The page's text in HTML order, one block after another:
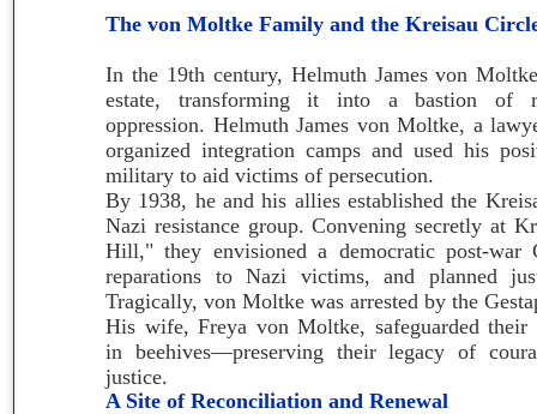
A Site of Reconciliation and Renewal
The von Moltke Family and the Kreisau
In the 19th century, Helmuth James von
estate, transforming it into a bastion of
oppression. Helmuth James von Moltke, a
organized integration camps and used his
military to aid victims of persecution.
By 1938, he and his allies established the
Nazi resistance group. Convening secretly at
Hill," they envisioned a democratic post-war
reparations to Nazi victims, and planned
Tragically, von Moltke was arrested by the
His wife, Freya von Moltke, safeguarded their
in beehives—preserving their legacy of
justice.
Gabinet PZiPP
Wyszukiwarka uczelni
Przerwy szkolne